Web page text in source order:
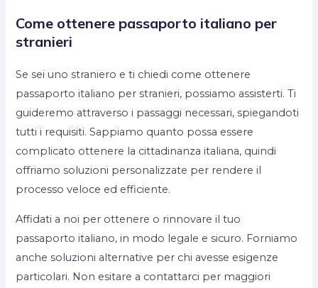
Come ottenere passaporto italiano per
stranieri
Se sei uno straniero e ti chiedi come ottenere
passaporto italiano per stranieri, possiamo assisterti. Ti
guideremo attraverso i passaggi necessari, spiegandoti
tutti i requisiti. Sappiamo quanto possa essere
complicato ottenere la cittadinanza italiana, quindi
offriamo soluzioni personalizzate per rendere il
processo veloce ed efficiente.
Affidati a noi per ottenere o rinnovare il tuo
passaporto italiano, in modo legale e sicuro. Forniamo
anche soluzioni alternative per chi avesse esigenze
particolari. Non esitare a contattarci per maggiori